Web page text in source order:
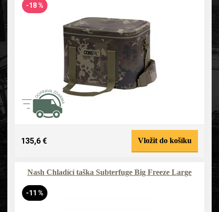
-18 %
135,6 € Vložit do košíku
Nash Chladící taška Subterfuge Big Freeze Large
-11 %